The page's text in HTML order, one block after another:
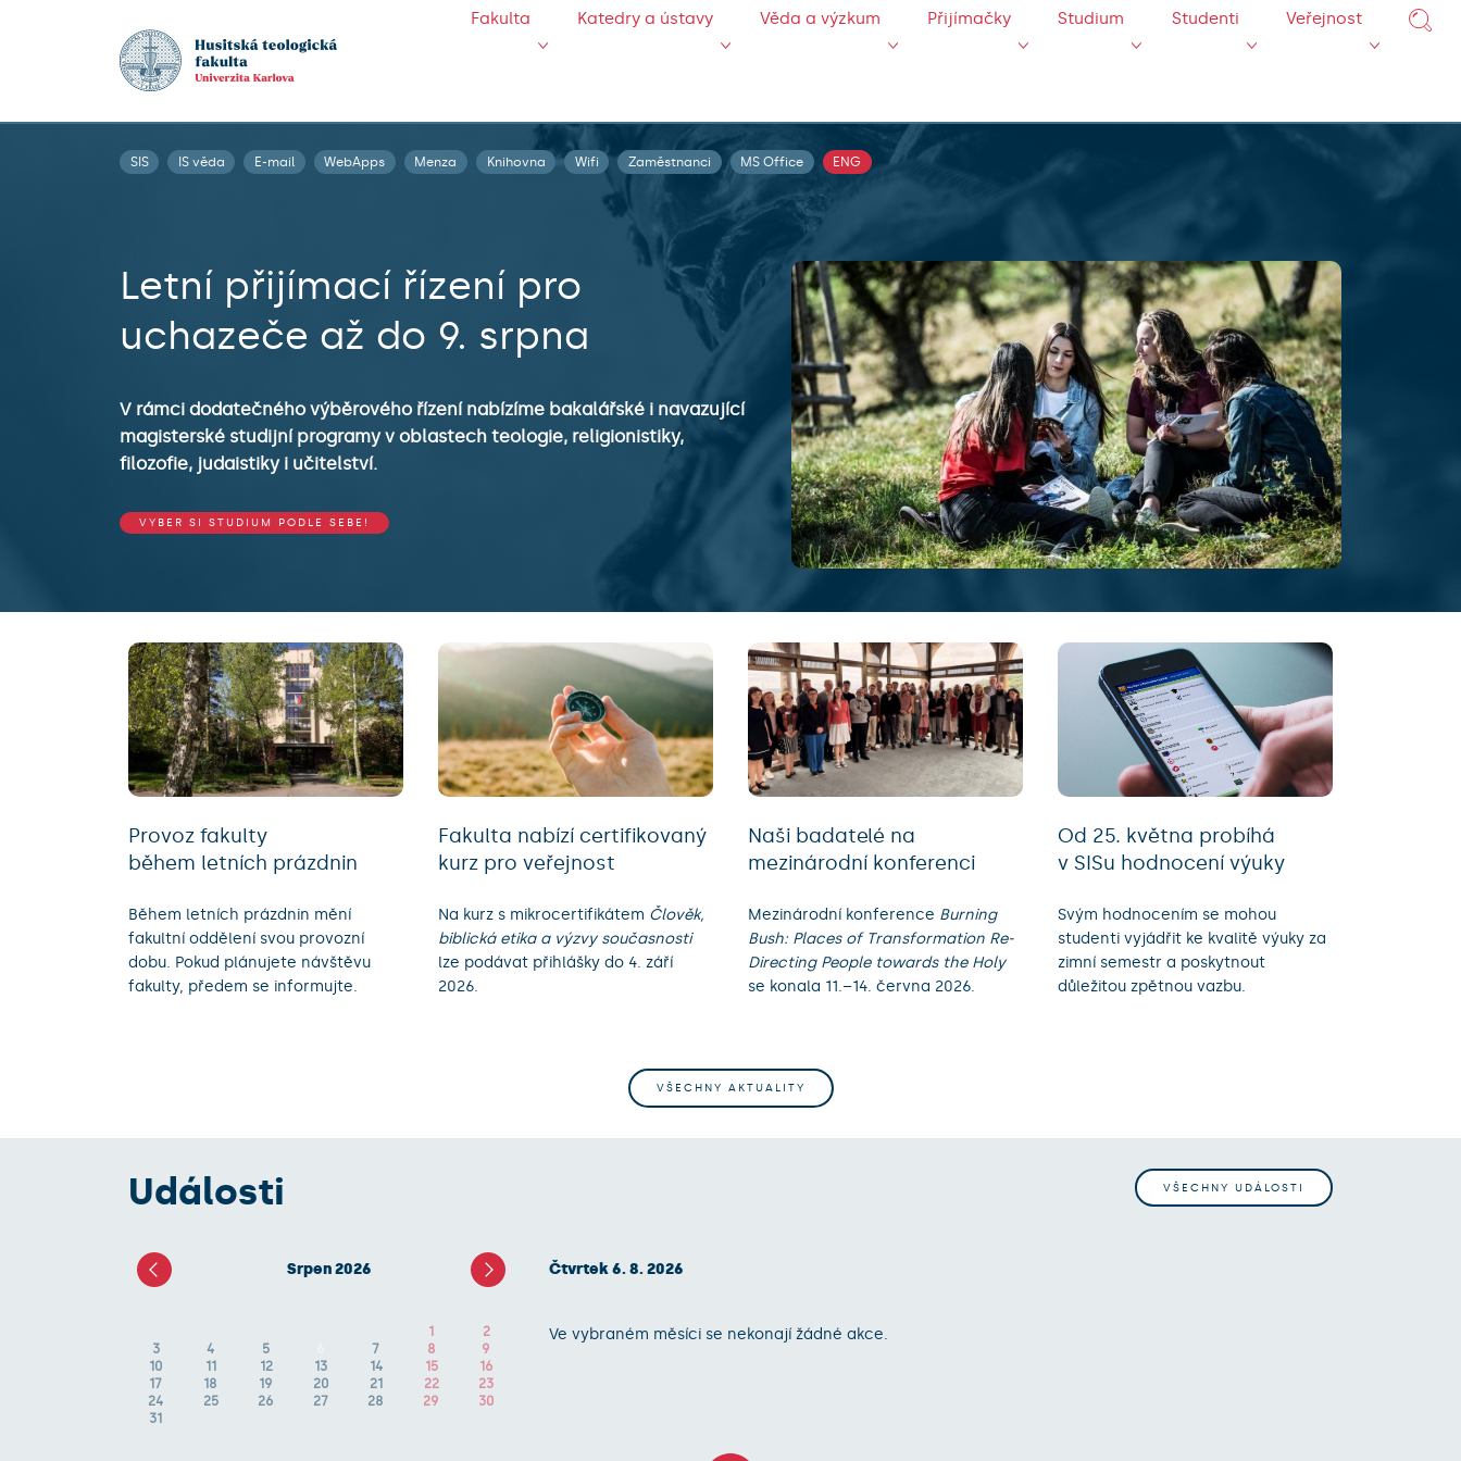
Fakulta Katedry a ústavy Věda a výzkum Přijímačky Studium Studenti Veřejnost
SIS IS věda E-mail WebApps Menza Knihovna Wifi Zaměstnanci MS Office ENG
Letní přijímací řízení pro
uchazeče až do 9. srpna
V rámci dodatečného výběrového řízení nabízíme bakalářské i navazující
magisterské studijní programy v oblastech teologie, religionistiky,
filozofie, judaistiky i učitelství.
VYBER SI STUDIUM PODLE SEBE!
Provoz fakulty
během letních prázdnin
Během letních prázdnin mění
fakultní oddělení svou provozní
dobu. Pokud plánujete návštěvu
fakulty, předem se informujte.
Fakulta nabízí certifikovaný
kurz pro veřejnost
Na kurz s mikrocertifikátem Člověk,
biblická etika a výzvy současnosti
lze podávat přihlášky do 4. září
2026.
Naši badatelé na
mezinárodní konferenci
Mezinárodní konference Burning
Bush: Places of Transformation Re-
Directing People towards the Holy
se konala 11.–14. června 2026.
Od 25. května probíhá
v SISu hodnocení výuky
Svým hodnocením se mohou
studenti vyjádřit ke kvalitě výuky za
zimní semestr a poskytnout
důležitou zpětnou vazbu.
VŠECHNY AKTUALITY
Události VŠECHNY UDÁLOSTI
Srpen 2026 Čtvrtek 6. 8. 2026
1
2
3
4 5 7 8
9
10
11 12 13 14 15
16
17
18 19 20 21 22
23
24
25 26 27 28 29
30
31
Ve vybraném měsíci se nekonají žádné akce.